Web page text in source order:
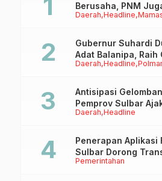
Daerah Headline
Berusaha, PNM
Anaknya Untuk
Daerah Headline
Gubernur Suhardi
Adat Balanipa, Raih
Tappidena
Daerah Headline
Antisipasi
Pemprov Sulbar
Ruang Digital
Pemerintahan
Penerapan Aplikasi
Sulbar Dorong
Sistem Kehadiran